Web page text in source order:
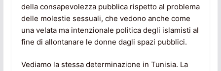
della consapevolezza pubblica rispetto al problema
delle molestie sessuali, che vedono anche come
una velata ma intenzionale politica degli islamisti al
fine di allontanare le donne dagli spazi pubblici.
Vediamo la stessa determinazione in Tunisia. La